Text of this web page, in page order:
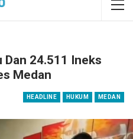
Dan 24.511 Ineks
Medan
HEADLINE HUKUM MEDAN